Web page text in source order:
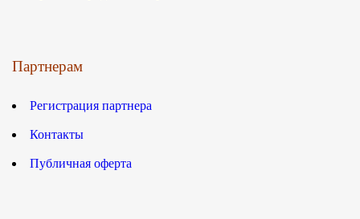
Партнерам
Регистрация партнера
Контакты
Публичная оферта